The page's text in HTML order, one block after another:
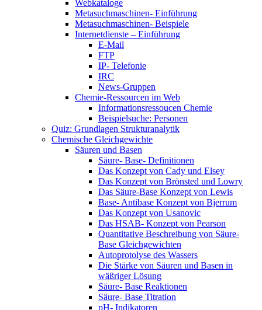
Webkataloge
Metasuchmaschinen- Einführung
Metasuchmaschinen- Beispiele
Internetdienste – Einführung
E-Mail
FTP
IP- Telefonie
IRC
News-Gruppen
Chemie-Ressourcen im Web
Informationsressoucen Chemie
Beispielsuche: Personen
Quiz: Grundlagen Strukturanalytik
Chemische Gleichgewichte
Säuren und Basen
Säure- Base- Definitionen
Das Konzept von Cady und Elsey
Das Konzept von Brönsted und Lowry
Das Säure-Base Konzept von Lewis
Base- Antibase Konzept von Bjerrum
Das Konzept von Usanovic
Das HSAB- Konzept von Pearson
Quantitative Beschreibung von Säure-
Base Gleichgewichten
Autoprotolyse des Wassers
Die Stärke von Säuren und Basen in
wäßriger Lösung
Säure- Base Reaktionen
Säure- Base Titration
pH- Indikatoren